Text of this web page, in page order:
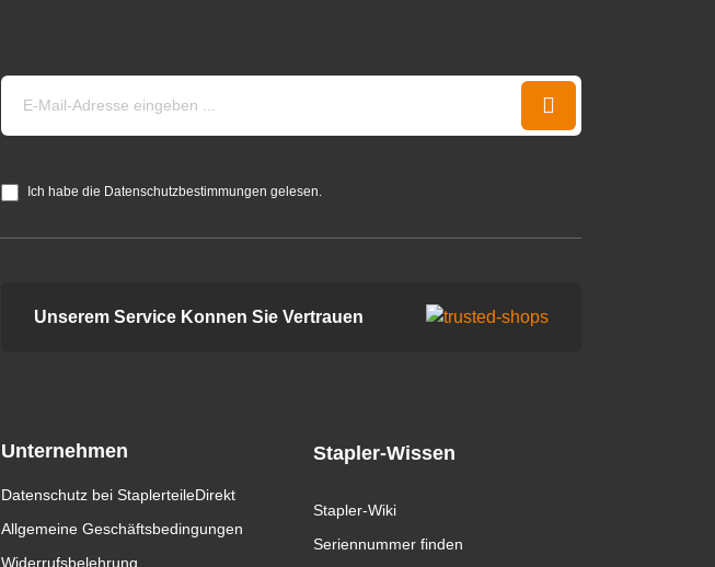
Ich habe die Datenschutzbestimmungen gelesen.
Unserem Service Konnen Sie Vertrauen
Unternehmen
Datenschutz bei StaplerteileDirekt
Allgemeine Geschäftsbedingungen
Widerrufsbelehrung
Stapler-Wissen
Stapler-Wiki
Seriennummer finden